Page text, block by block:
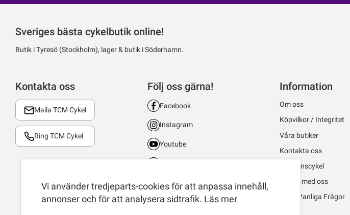
Sveriges bästa cykelbutik online!
Butik i Tyresö (Stockholm), lager & butik i Söderhamn.
Kontakta oss
Maila TCM Cykel
Ring TCM Cykel
Följ oss gärna!
Facebook
Instagram
Youtube
TikTok
Information
Om oss
Köpvilkor / Integritet
Våra butiker
Kontakta oss
Förmånscykel
Jobba med oss
FAQ - Vanliga Frågor
Vi använder tredjeparts-cookies för att anpassa innehåll,
annonser och för att analysera sidtrafik. Läs mer